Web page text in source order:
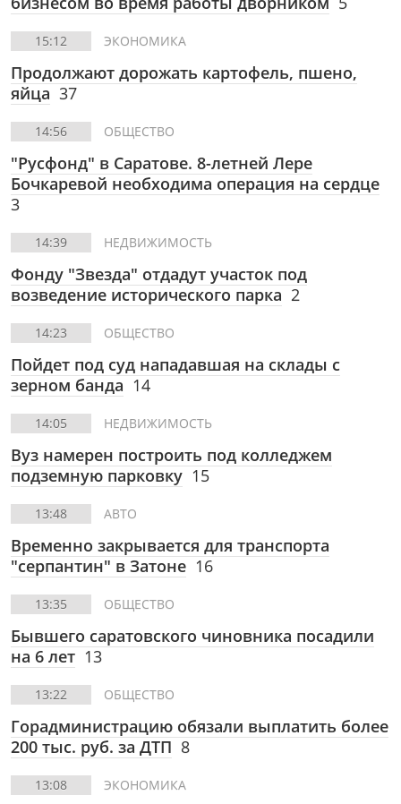
15:12 ЭКОНОМИКА
Продолжают дорожать картофель, пшено,
яйца 37
14:56 ОБЩЕСТВО
"Русфонд" в Саратове. 8-летней Лере
Бочкаревой необходима операция на сердце
3
14:39 НЕДВИЖИМОСТЬ
Фонду "Звезда" отдадут участок под
возведение исторического парка 2
14:23 ОБЩЕСТВО
Пойдет под суд нападавшая на склады с
зерном банда 14
14:05 НЕДВИЖИМОСТЬ
Вуз намерен построить под колледжем
подземную парковку 15
13:48 АВТО
Временно закрывается для транспорта
"серпантин" в Затоне 16
13:35 ОБЩЕСТВО
Бывшего саратовского чиновника посадили
на 6 лет 13
13:22 ОБЩЕСТВО
Горадминистрацию обязали выплатить более
200 тыс. руб. за ДТП 8
13:08 ЭКОНОМИКА